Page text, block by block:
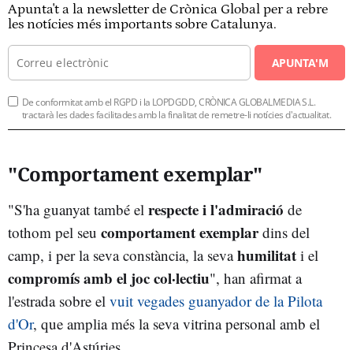
Apunta't a la newsletter de Crònica Global per a rebre
les notícies més importants sobre Catalunya.
APUNTA'M
De conformitat amb el RGPD i la LOPDGDD, CRÒNICA GLOBALMEDIA S.L.
tractarà les dades facilitades amb la finalitat de remetre-li notícies d'actualitat.
"Comportament exemplar"
"S'ha guanyat també el respecte i l'admiració de
tothom pel seu comportament exemplardins del
camp, i per la seva constància, la sevahumilitat i el
compromís amb el joc col·lectiu", han afirmat a
l'estrada sobre el vuit vegades guanyador de la Pilota
d'Or, que amplia més la seva vitrina personal amb el